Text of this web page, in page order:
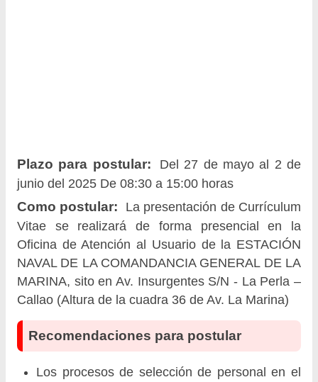
Plazo para postular:
Del 27 de mayo al 2 de
junio del 2025 De 08:30 a 15:00 horas
Como postular:
La presentación de Currículum
Vitae se realizará de forma presencial en la
Oficina de Atención al Usuario de la ESTACIÓN
NAVAL DE LA COMANDANCIA GENERAL DE LA
MARINA, sito en Av. Insurgentes S/N - La Perla –
Callao (Altura de la cuadra 36 de Av. La Marina)
Recomendaciones para postular
Los procesos de selección de personal en el